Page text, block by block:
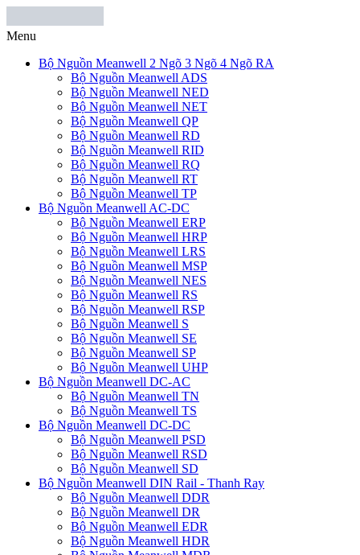
Menu
Bộ Nguồn Meanwell 2 Ngõ 3 Ngõ 4 Ngõ RA
Bộ Nguồn Meanwell ADS
Bộ Nguồn Meanwell NED
Bộ Nguồn Meanwell NET
Bộ Nguồn Meanwell QP
Bộ Nguồn Meanwell RD
Bộ Nguồn Meanwell RID
Bộ Nguồn Meanwell RQ
Bộ Nguồn Meanwell RT
Bộ Nguồn Meanwell TP
Bộ Nguồn Meanwell AC-DC
Bộ Nguồn Meanwell ERP
Bộ Nguồn Meanwell HRP
Bộ Nguồn Meanwell LRS
Bộ Nguồn Meanwell MSP
Bộ Nguồn Meanwell NES
Bộ Nguồn Meanwell RS
Bộ Nguồn Meanwell RSP
Bộ Nguồn Meanwell S
Bộ Nguồn Meanwell SE
Bộ Nguồn Meanwell SP
Bộ Nguồn Meanwell UHP
Bộ Nguồn Meanwell DC-AC
Bộ Nguồn Meanwell TN
Bộ Nguồn Meanwell TS
Bộ Nguồn Meanwell DC-DC
Bộ Nguồn Meanwell PSD
Bộ Nguồn Meanwell RSD
Bộ Nguồn Meanwell SD
Bộ Nguồn Meanwell DIN Rail - Thanh Ray
Bộ Nguồn Meanwell DDR
Bộ Nguồn Meanwell DR
Bộ Nguồn Meanwell EDR
Bộ Nguồn Meanwell HDR